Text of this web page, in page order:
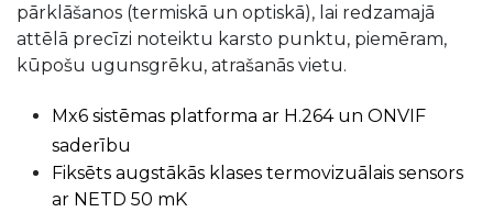
pārklāšanos (termiskā un optiskā), lai redzamajā
attēlā precīzi noteiktu karsto punktu, piemēram,
kūpošu ugunsgrēku, atrašanās vietu.
Mx6 sistēmas platforma ar H.264 un ONVIF
saderību
Fiksēts augstākās klases termovizuālais sensors
ar NETD 50 mK